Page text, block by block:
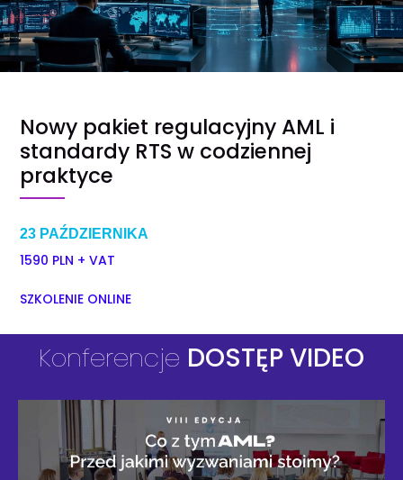
Nowy pakiet regulacyjny AML i
standardy RTS w codziennej
praktyce
23 PAŹDZIERNIKA
1590 PLN + VAT
SZKOLENIE ONLINE
Konferencje DOSTĘP VIDEO